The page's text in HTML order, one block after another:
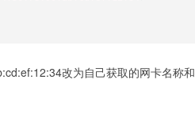
改为自己获取的网卡名称和